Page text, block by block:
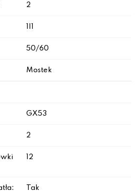
2
50/60
Mostek
GX53
2
12
Tak